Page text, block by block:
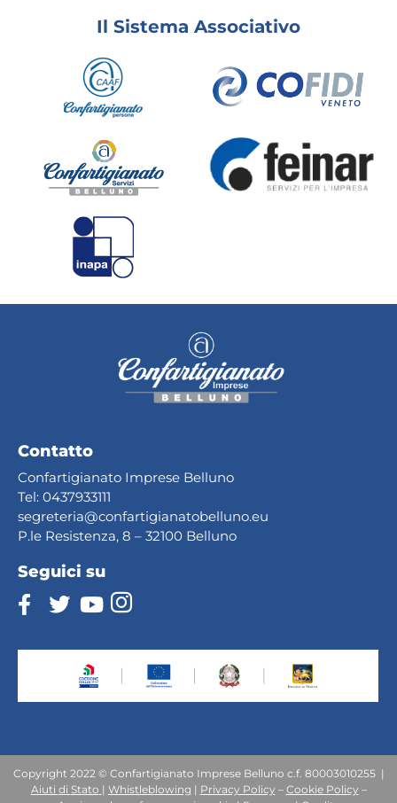
Il Sistema Associativo
Contatto
Confartigianato Imprese Belluno
Tel: 0437933111
segreteria@confartigianatobelluno.eu
P.le Resistenza, 8 – 32100 Belluno
Seguici su
Copyright 2022 © Confartigianato Imprese Belluno c.f. 80003010255 |
Aiuti di Stato | Whistleblowing | Privacy Policy – Cookie Policy –